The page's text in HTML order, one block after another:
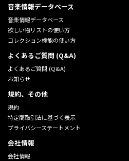
音楽情報データベース
音楽情報データベース
欲しい物リストの使い方
コレクション機能の使い方
よくあるご質問 (Q&A)
よくあるご質問 (Q&A)
お知らせ
規約、その他
規約
特定商取引法に基づく表示
プライバシーステートメント
会社情報
会社情報